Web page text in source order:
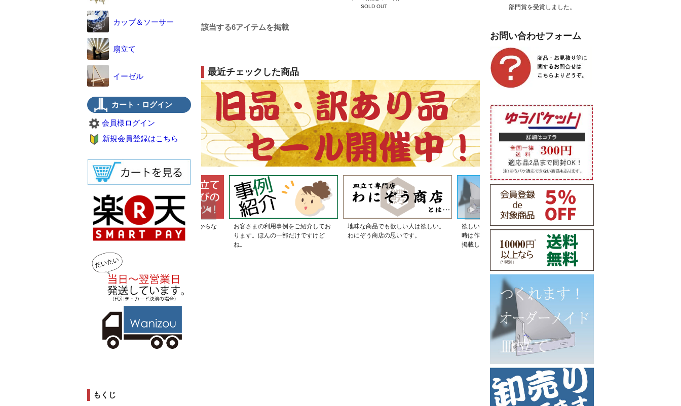
SOLD OUT
該当する6アイテムを掲載
最近チェックした商品
欲しい皿立てが売ってない。そんな
時は作りませんか。特注品の事例も
皿立てのサイズの選び方がわからな
い。そんな時お読みください。
お客さまの利用事例をご紹介してお
ります。ほんの一部だけですけど
ね。
地味な商品でも欲しい人は欲しい。
わにぞう商店の思いです。
欲しい皿立てが売ってない。そんな
時は作りませんか。特注品の事例も
掲載しております。
皿立てのサイズの選び方がわからな
い。そんな時お読みください。
カップ＆ソーサー
扇立て
イーゼル
カート・ログイン
会員様ログイン
新規会員登録はこちら
もくじ
部門賞を受賞しました。
お問い合わせフォーム